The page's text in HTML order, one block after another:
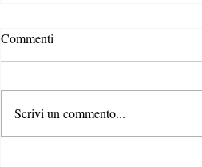
Commenti
Scrivi un commento...